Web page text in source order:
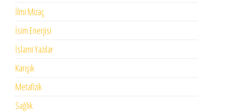
İlmi Mizaç
İsim Enerjisi
İslami Yazılar
Karışık
Metafizik
Sağlık